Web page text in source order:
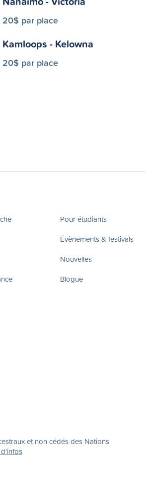
20$ par place
Kamloops - Kelowna
20$ par place
Pour étudiants
Évènements & festivals
Nouvelles
Blogue
et non cédés des Nations